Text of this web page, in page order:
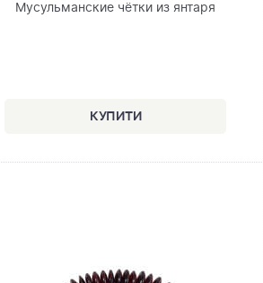
Мусульманские чётки из янтаря